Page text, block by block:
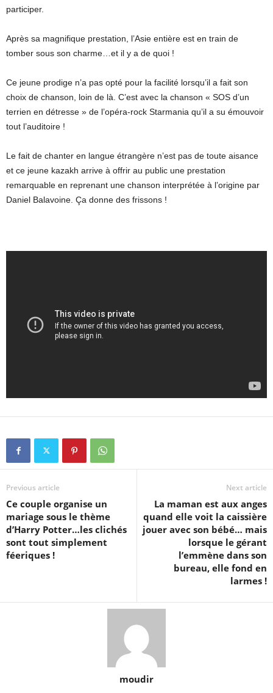
participer.
Après sa magnifique prestation, l’Asie entière est en train de
tomber sous son charme…et il y a de quoi !
Ce jeune prodige n’a pas opté pour la facilité lorsqu’il a fait son
choix de chanson, loin de là. C’est avec la chanson « SOS d’un
terrien en détresse » de l’opéra-rock Starmania qu’il a su émouvoir
tout l’auditoire !
Le fait de chanter en langue étrangère n’est pas de toute aisance
et ce jeune kazakh arrive à offrir au public une prestation
remarquable en reprenant une chanson interprétée à l’origine par
Daniel Balavoine. Ça donne des frissons !
Previous article
Ce couple organise un
mariage sous le thème
d’Harry Potter…les clichés
sont tout simplement
féeriques !
Next article
La maman est aux anges
quand elle voit la caissière
jouer avec son bébé… mais
lorsque le gérant
l’emmène dans son
bureau, elle fond en
larmes !
moudir